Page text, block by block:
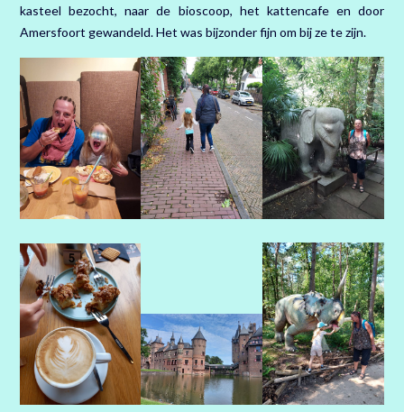
kasteel bezocht, naar de bioscoop, het kattencafe en door
Amersfoort gewandeld. Het was bijzonder fijn om bij ze te zijn.